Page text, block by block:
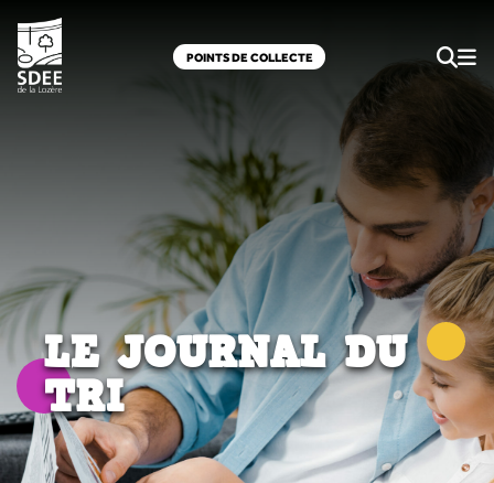
POINTS DE COLLECTE
LE JOURNAL DU
TRI